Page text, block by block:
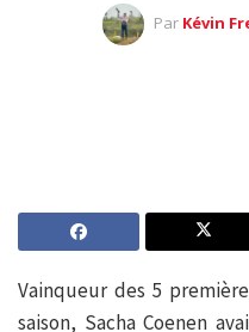
Par Kévin
Vainqueur des 5
saison, Sacha Coenen